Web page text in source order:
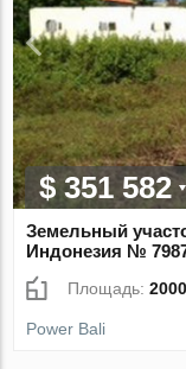
$ 351 582
Земельный
Индонезия №
Площадь:
Power Bali